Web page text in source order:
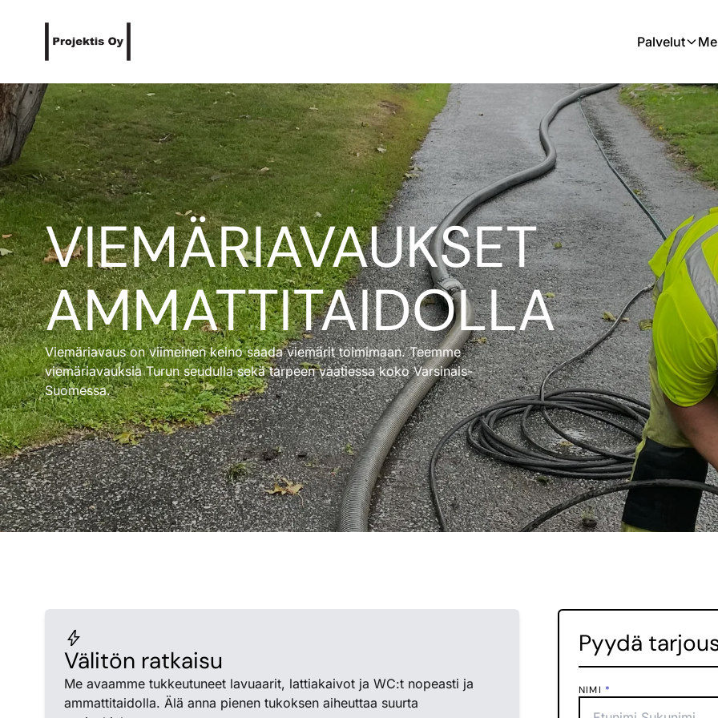
Palvelut
VIEMÄRIAVAUKSET
AMMATTITAIDOLLA
Viemäriavaus on viimeinen keino saada viemärit toimimaan. Teemme
viemäriavauksia Turun seudulla sekä tarpeen vaatiessa koko Varsinais-
Suomessa.
bolt
Välitön ratkaisu
Me avaamme tukkeutuneet lavuaarit, lattiakaivot ja WC:t nopeasti ja
ammattitaidolla. Älä anna pienen tukoksen aiheuttaa suurta
Pyydä
NIMI *